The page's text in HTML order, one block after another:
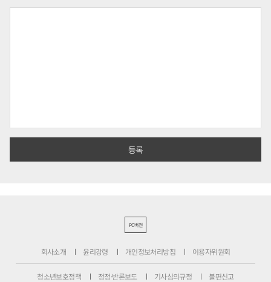
PC버전
회사소개 윤리강령 개인정보처리방침 이용자위원회
청소년보호정책 정정·반론보도 기사심의규정 불편신고